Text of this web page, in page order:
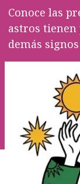
Conoce las
astros tienen
demás